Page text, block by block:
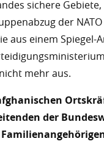
sichere
der
aus einem Spiegel-
mehr aus.
der